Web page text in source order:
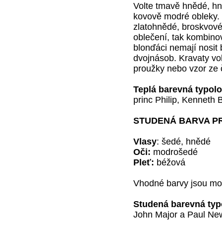
Volte tmavě hnědé,
kovově modré
zlatohnědé,
oblečení, tak
blonďáci nemají nosit
dvojnásob. Kravaty
proužky nebo vzor
Teplá barevná
princ Philip, Kenneth
STUDENÁ BARVA
Vlasy: šedé, hnědé
Oči: modrošedé
Pleť: béžová
Vhodné barvy jsou
Studená barevná
John Major a Paul